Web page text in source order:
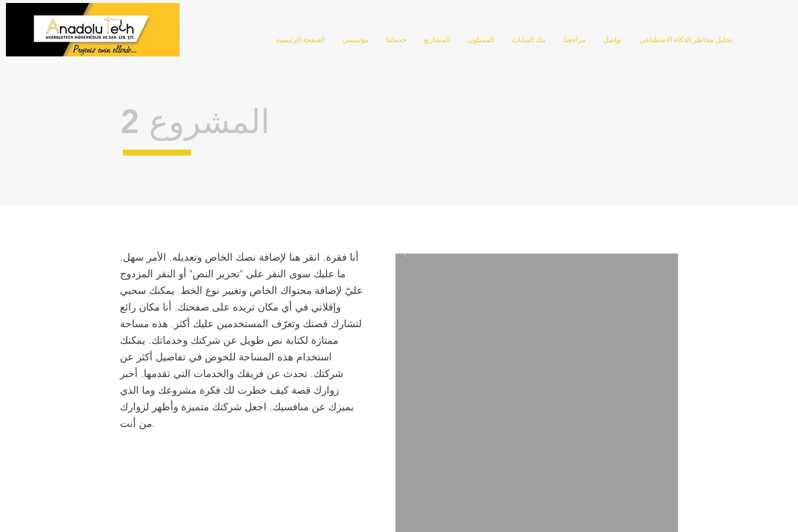
الصفحة الرئيسية مؤسسي خدماتنا المشاريع الممثلون بنك البيانات مراجعنا تواصل تحليل مخاطر الذكاء الاصطناعي
المشروع 2
أنا فقرة. انقر هنا لإضافة نصك الخاص وتعديله. الأمر سهل.
ما عليك سوى النقر على "تحرير النص" أو النقر المزدوج
عليّ لإضافة محتواك الخاص وتغيير نوع الخط. يمكنك سحبي
وإفلاتي في أي مكان تريده على صفحتك. أنا مكان رائع
لتشارك قصتك وتعرّف المستخدمين عليك أكثر. هذه مساحة
ممتازة لكتابة نص طويل عن شركتك وخدماتك. يمكنك
استخدام هذه المساحة للخوض في تفاصيل أكثر عن
شركتك. تحدث عن فريقك والخدمات التي تقدمها. أخبر
زوارك قصة كيف خطرت لك فكرة مشروعك وما الذي
يميزك عن منافسيك. اجعل شركتك متميزة وأظهر لزوارك
من أنت.